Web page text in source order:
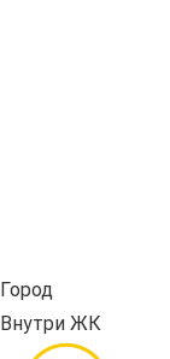
Город
Внутри ЖК